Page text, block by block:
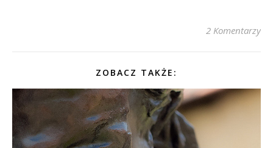
2 Komentarzy
ZOBACZ TAKŻE: